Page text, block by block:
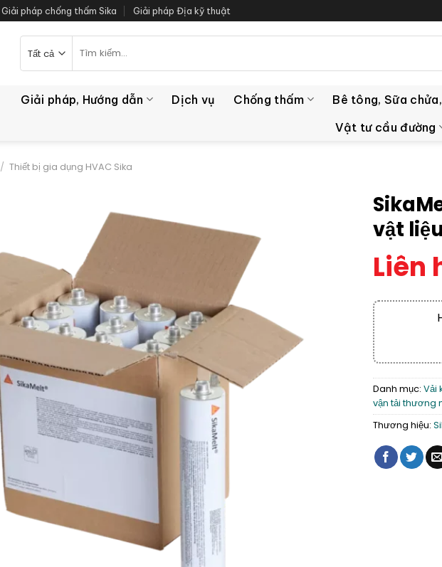
Giải pháp chống thấm Sika Giải pháp Địa kỹ thuật
kiếm:
Giải pháp, Hướng dẫn Dịch vụ Chống thấm Bê tông, Sữa
Vật tư cầu đường
/ Thiết bị gia dụng HVAC Sika
vật
Liên
Danh mục: Vải
vận tải thương
Thương hiệu: